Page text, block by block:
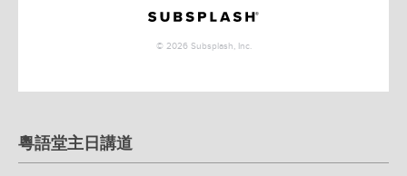
粵語堂主日講道